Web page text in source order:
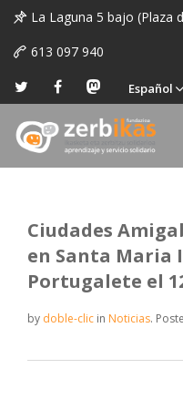
La Laguna 5 bajo (Plaza
613 097 940
Español
Ciudades
en Santa Maria
Portugalete el
by doble-clic in Noticias.